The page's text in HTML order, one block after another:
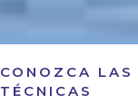
CONOZCA LAS
TÉCNICAS